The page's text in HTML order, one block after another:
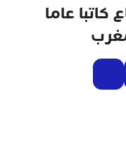
كاتبا عاما